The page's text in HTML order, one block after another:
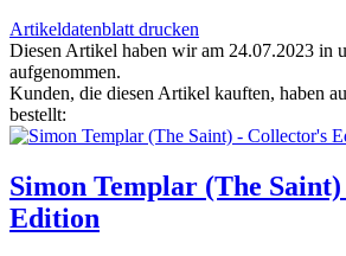
Artikeldatenblatt drucken
Diesen Artikel haben wir am 24.07.2023 in
aufgenommen.
Kunden, die diesen Artikel kauften, haben
bestellt:
Simon Templar (The
Edition